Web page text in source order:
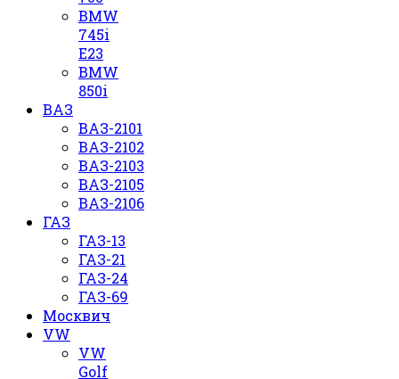
BMW
745i
E23
BMW
850i
ВАЗ
ВАЗ-2101
ВАЗ-2102
ВАЗ-2103
ВАЗ-2105
ВАЗ-2106
ГАЗ
ГАЗ-13
ГАЗ-21
ГАЗ-24
ГАЗ-69
Москвич
VW
VW
Golf